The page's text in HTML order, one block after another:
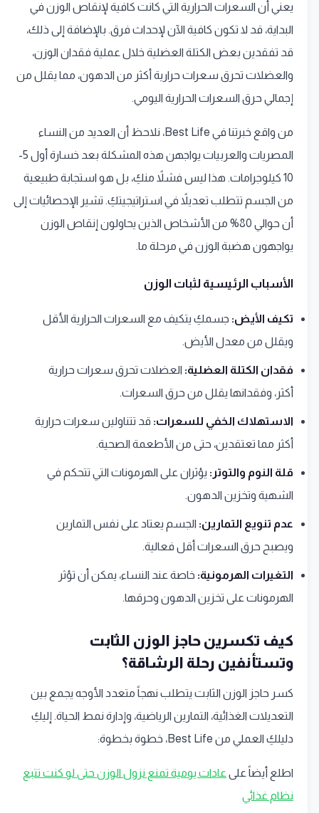
يعني أن السعرات الحرارية التي كانت كافية لإنقاص الوزن في
البداية، قد لا تكون كافية الآن لإحداث فرق. بالإضافة إلى ذلك،
قد تفقدين بعض الكتلة العضلية خلال عملية فقدان الوزن،
والعضلات تحرق سعرات حرارية أكثر من الدهون، مما يقلل من
إجمالي حرق السعرات الحرارية اليومي.
من واقع خبرتنا في Best Life، نلاحظ أن العديد من النساء
المصريات والعربيات يواجهن هذه المشكلة بعد خسارة أول 5-
10 كيلوجرامات. هذا ليس فشلاً منكِ، بل هو استجابة طبيعية
من الجسم تتطلب تعديلاً في استراتيجيتكِ. تشير الإحصائيات إلى
أن حوالي 80% من الأشخاص الذين يحاولون إنقاص الوزن
يواجهون هضبة الوزن في مرحلة ما.
الأسباب الرئيسية لثبات الوزن
تكيف الأيض: جسمكِ يتكيف مع السعرات الحرارية الأقل
ويقلل من معدل الأيض.
فقدان الكتلة العضلية: العضلات تحرق سعرات حرارية
أكثر، وفقدانها يقلل من حرق السعرات.
الاستهلاك الخفي للسعرات: قد تتناولين سعرات حرارية
أكثر مما تعتقدين، حتى من الأطعمة الصحية.
قلة النوم والتوتر: يؤثران على الهرمونات التي تتحكم في
الشهية وتخزين الدهون.
عدم تنويع التمارين: الجسم يعتاد على نفس التمارين
ويصبح حرق السعرات أقل فعالية.
التغيرات الهرمونية: خاصة عند النساء، يمكن أن تؤثر
الهرمونات على تخزين الدهون وحرقها.
كيف تكسرين حاجز الوزن الثابت
وتستأنفين رحلة الرشاقة؟
كسر حاجز الوزن الثابت يتطلب نهجاً متعدد الأوجه يجمع بين
التعديلات الغذائية، التمارين الرياضية، وإدارة نمط الحياة. إليكِ
دليلكِ العملي من Best Life، خطوة بخطوة:
اطلع أيضاً علىعادات يومية تمنع نزول الوزن حتى لو كنت تتبع
نظام غذائي